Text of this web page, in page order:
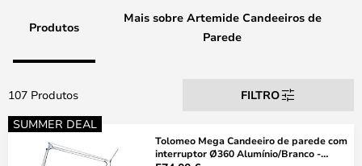
Produtos
Mais sobre Artemide Candeeiros de
Parede
107 Produtos
FILTRO
SUMMER DEAL
Tolomeo Mega Candeeiro de parede com
interruptor Ø360 Alumínio/Branco -